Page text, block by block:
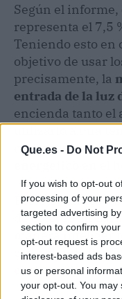
Que.es - Do Not
If you wish to opt-out
processing of your
targeted advertising
section to confirm
opt-out request is
interest-based ads
us or personal
your opt-out. You
Según el
representa el 7,5
Teniendo esto
objetivo de usar
precisamente, la
entrada de la luz
encienda tanto el
consecuencia,
Belestor ofrece a
de estores en
manera
controlando la
cuela por las